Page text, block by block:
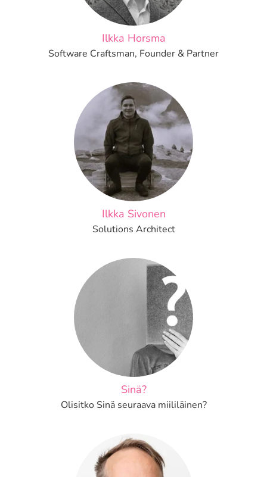
Ilkka Horsma
Software Craftsman, Founder & Partner
Ilkka Sivonen
Solutions Architect
Sinä?
Olisitko Sinä seuraava miililäinen?